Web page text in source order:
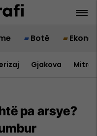
Botë
Gjakova
pa arsye?